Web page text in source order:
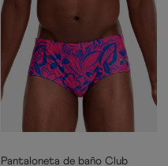
Pantaloneta de baño Club